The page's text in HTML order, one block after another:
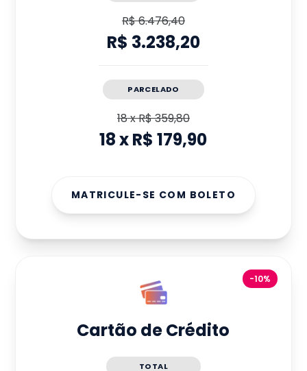
R$ 6.476,40
R$ 3.238,20
PARCELADO
18xR$ 359,80
18xR$ 179,90
MATRICULE-SE COM BOLETO
-10%
Cartão de Crédito
TOTAL